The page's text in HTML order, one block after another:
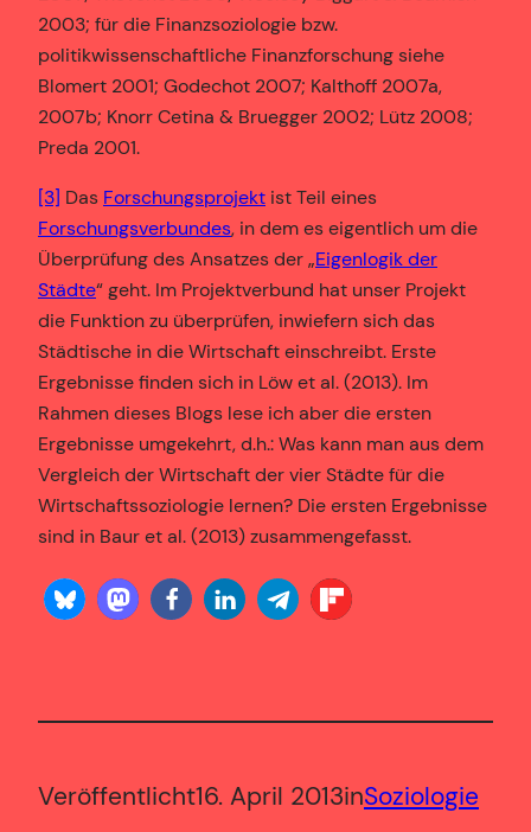
2003; für die Finanzsoziologie bzw.
politikwissenschaftliche Finanzforschung siehe
Blomert 2001; Godechot 2007; Kalthoff 2007a,
2007b; Knorr Cetina & Bruegger 2002; Lütz 2008;
Preda 2001.
[3] Das Forschungsprojekt ist Teil eines
Forschungsverbundes, in dem es eigentlich um die
Überprüfung des Ansatzes der „Eigenlogik der
Städte“ geht. Im Projektverbund hat unser Projekt
die Funktion zu überprüfen, inwiefern sich das
Städtische in die Wirtschaft einschreibt. Erste
Ergebnisse finden sich in Löw et al. (2013). Im
Rahmen dieses Blogs lese ich aber die ersten
Ergebnisse umgekehrt, d.h.: Was kann man aus dem
Vergleich der Wirtschaft der vier Städte für die
Wirtschaftssoziologie lernen? Die ersten Ergebnisse
sind in Baur et al. (2013) zusammengefasst.
Veröffentlicht16. April 2013inSoziologie